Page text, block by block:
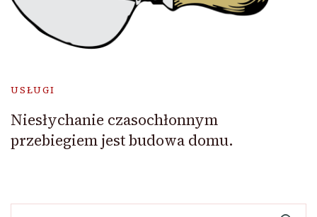
USŁUGI
Niesłychanie czasochłonnym
przebiegiem jest budowa domu.